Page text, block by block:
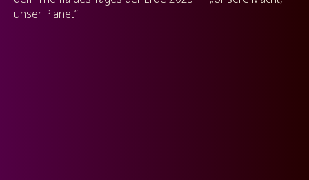
unser Planet“.